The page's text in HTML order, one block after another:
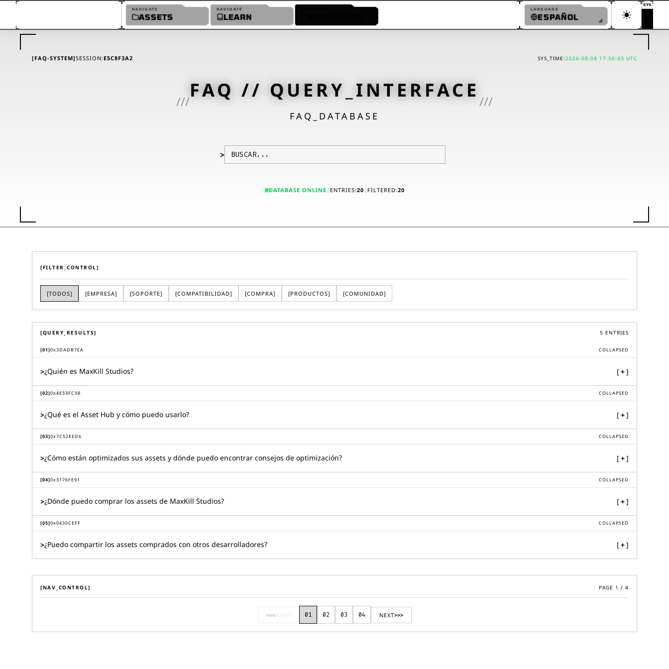
NAVIGATE
ASSETS
NAVIGATE
LEARN
LANGUAGE
ESPAÑOL
SYS
[FAQ-SYSTEM]SESSION: E5C8F3A2 SYS_TIME:2026-08-08 17:50:43 UTC
///FAQ // QUERY_INTERFACE
FAQ_DATABASE
///
>
DATABASE ONLINE | ENTRIES:20 | FILTERED:20
[FILTER_CONTROL]
[TODOS] [EMPRESA] [SOPORTE] [COMPATIBILIDAD] [COMPRA] [PRODUCTOS] [COMUNIDAD]
[QUERY_RESULTS] 5 ENTRIES
[01]0x3DADB7EA COLLAPSED
>¿Quién es MaxKill Studios? [+]
[02]0x4E53FC98 COLLAPSED
>¿Qué es el Asset Hub y cómo puedo usarlo? [+]
[03]0x7C52EED6 COLLAPSED
>¿Cómo están optimizados sus assets y dónde puedo encontrar consejos de optimización? [+]
[04]0x3176FE91 COLLAPSED
>¿Dónde puedo comprar los assets de MaxKill Studios? [+]
[05]0x0430CEFF COLLAPSED
>¿Puedo compartir los assets comprados con otros desarrolladores? [+]
[NAV_CONTROL] PAGE 1 / 4
<<<PREV 01 02 03 04 NEXT>>>